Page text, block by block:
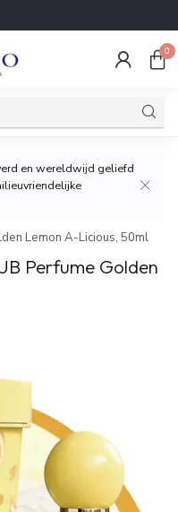
0
en wereldwijd geliefd
Lemon A-Licious, 50ml
Perfume Golden